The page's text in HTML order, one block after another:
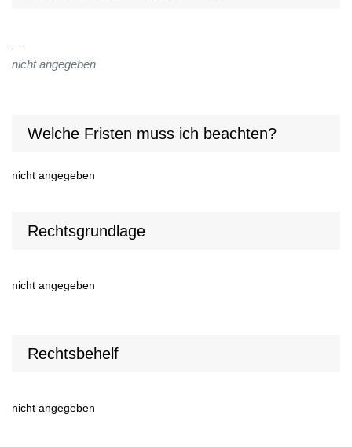
nicht angegeben
Welche Fristen muss ich beachten?
nicht angegeben
Rechtsgrundlage
nicht angegeben
Rechtsbehelf
nicht angegeben